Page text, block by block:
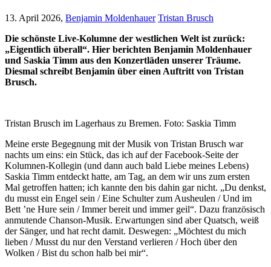
13. April 2026, Benjamin Moldenhauer Tristan Brusch
Die schönste Live-Kolumne der westlichen Welt ist zurück:
„Eigentlich überall“. Hier berichten Benjamin Moldenhauer
und Saskia Timm aus den Konzertläden unserer Träume.
Diesmal schreibt Benjamin über einen Auftritt von Tristan
Brusch.
Tristan Brusch im Lagerhaus zu Bremen. Foto: Saskia Timm
Meine erste Begegnung mit der Musik von Tristan Brusch war
nachts um eins: ein Stück, das ich auf der Facebook-Seite der
Kolumnen-Kollegin (und dann auch bald Liebe meines Lebens)
Saskia Timm entdeckt hatte, am Tag, an dem wir uns zum ersten
Mal getroffen hatten; ich kannte den bis dahin gar nicht. „Du denkst,
du musst ein Engel sein / Eine Schulter zum Ausheulen / Und im
Bett ’ne Hure sein / Immer bereit und immer geil“. Dazu französisch
anmutende Chanson-Musik. Erwartungen sind aber Quatsch, weiß
der Sänger, und hat recht damit. Deswegen: „Möchtest du mich
lieben / Musst du nur den Verstand verlieren / Hoch über den
Wolken / Bist du schon halb bei mir“.